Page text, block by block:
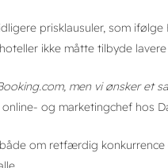
prisklausuler, som
ikke måtte tilbyde
men vi ønsker et
og marketingchef hos
om retfærdig